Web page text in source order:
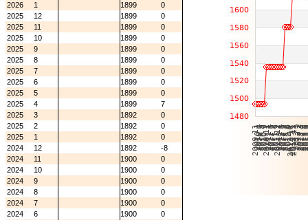
2026
1 1899
0
2025
12 1899
0
2025
11 1899
0
2025
10 1899
0
2025
9 1899
0
2025
8 1899
0
2025
7 1899
0
2025
6 1899
0
2025
5 1899
0
2025
4 1899
7
2025
3 1892
0
2025
2 1892
0
2025
1 1892
0
2024
12 1892
-8
2024
11 1900
0
2024
10 1900
0
2024
9 1900
0
2024
8 1900
0
2024
7 1900
0
2024
6 1900
0